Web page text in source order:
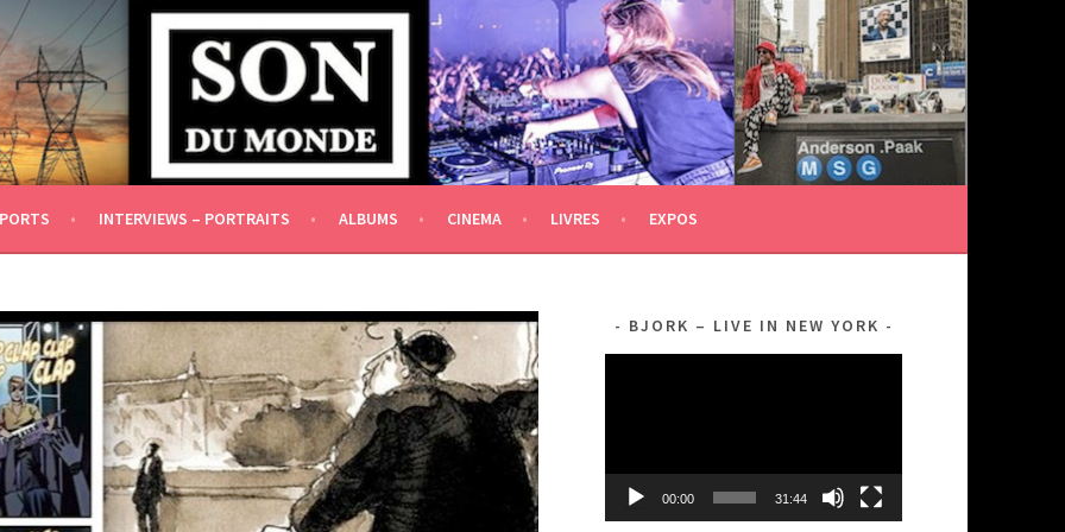
IDÉOLOGIQUE ET FINANCIÈRE]
INTERVIEWS – PORTRAITS ALBUMS CINEMA LIVRES EXPOS
BJORK – LIVE IN NEW YORK
00:00 31:44